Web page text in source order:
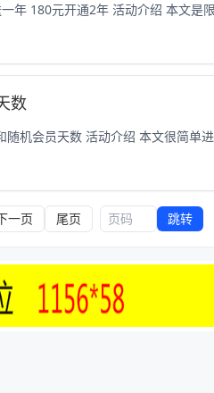
数
一页 尾页 跳转